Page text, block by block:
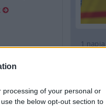
of your personal or
the below opt-out section to
1 napja